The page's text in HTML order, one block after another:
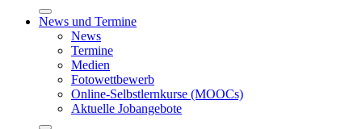
News und Termine
News
Termine
Medien
Fotowettbewerb
Online-Selbstlernkurse (MOOCs)
Aktuelle Jobangebote